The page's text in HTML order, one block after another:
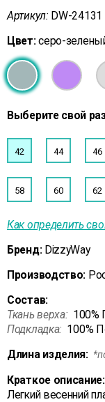
Артикул: DW-24131
Цвет: серо-
Выберите свой
42 44 46
58 60 62
Как определить
Бренд: DizzyWay
Производство:
Состав:
Ткань верха: 100%
Подкладка: 100%
Длина изделия:
Краткое описание:
Легкий весенний